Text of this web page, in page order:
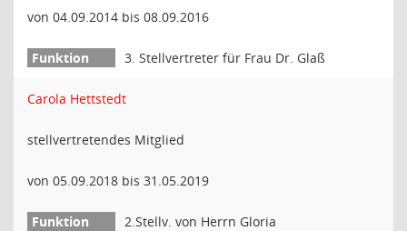
von 04.09.2014 bis 08.09.2016
3. Stellvertreter für Frau Dr. Glaß
Carola Hettstedt
stellvertretendes Mitglied
von 05.09.2018 bis 31.05.2019
2.Stellv. von Herrn Gloria